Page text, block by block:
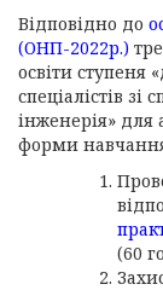
Відповідно до
(ОНП-2022р.)
освіти ступеня
спеціалістів зі
інженерія» для
форми
(60